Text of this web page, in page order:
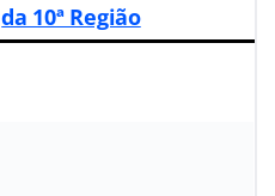
da 10ª Região